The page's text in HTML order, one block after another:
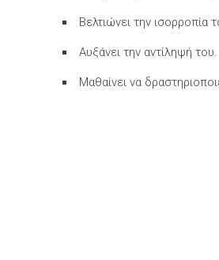
Βελτιώνει την ισορροπία
Αυξάνει την αντίληψή του.
Μαθαίνει να